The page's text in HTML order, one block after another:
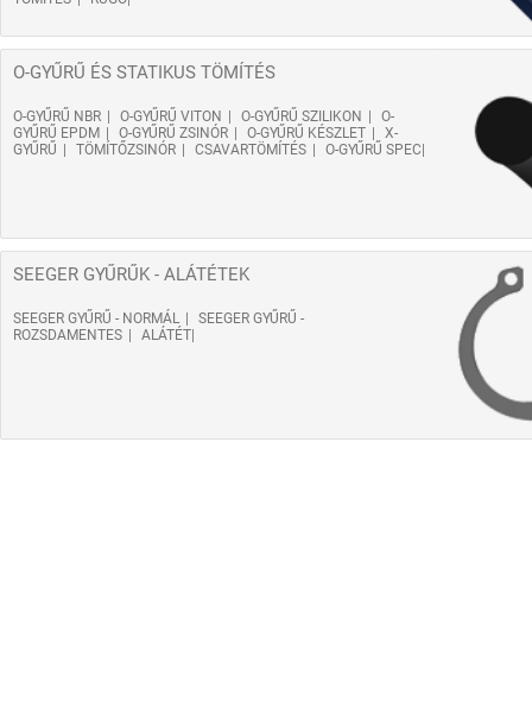
O-GYŰRŰ ÉS STATIKUS TÖMÍTÉS
O-GYŰRŰ NBR O-GYŰRŰ VITON O-GYŰRŰ SZILIKON
O-
GYŰRŰ EPDM
O-GYŰRŰ ZSINÓR O-GYŰRŰ KÉSZLET
X-
GYŰRŰ
TÖMÍTŐZSINÓR CSAVARTÖMÍTÉS O-GYŰRŰ SPEC
SEEGER GYŰRŰK - ALÁTÉTEK
SEEGER GYŰRŰ - NORMÁL
SEEGER GYŰRŰ -
ROZSDAMENTES
ALÁTÉT